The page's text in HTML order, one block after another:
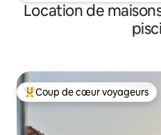
Location de
Coups de cœur voyageurs les
Coup de cœur voyageurs